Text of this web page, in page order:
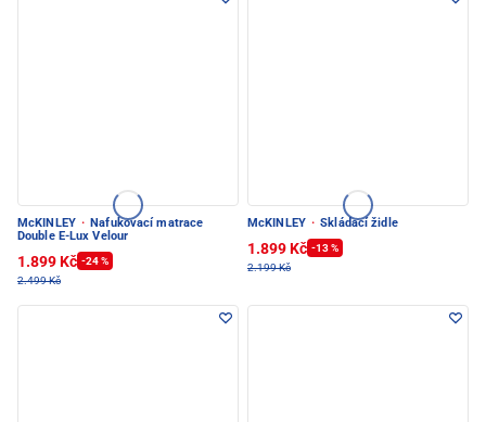
McKINLEY · Nafukovací matrace
Double E-Lux Velour
1.899 Kč -24 %
2.499 Kč
McKINLEY · Skládací židle
1.899 Kč -13 %
2.199 Kč